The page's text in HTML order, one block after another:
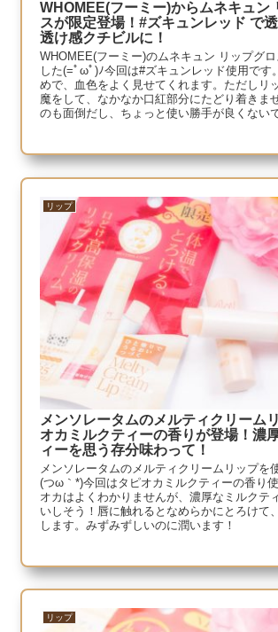
WHOMEE(フーミー)からムネキュン
スが限定登場！#ズキュンレッド で
透け感クチビルに！
WHOMEE(フーミー)のムネキュン リップグ
した(=ﾟωﾟ)ﾉ今回は#ズキュンレッド使用です
めで、血色をよく見せてくれます。ただしリ
魔をして、なかなか口紅部分にたどり着きま
のも面倒だし、ちょっと使い勝手が良くないで
リップ
メンソレータムのメルティクリーム
オカミルクティーの香りが登場！濃
ィーを思う存分味わって！
メンソレータムのメルティクリームリップを
(つω｀*)今回はタピオカミルクティーの香り
オカはよくわかりませんが、濃厚なミルクテ
いしそう！唇に触れるとなめらかにとろけて
します。みずみずしいのに潤います！
リップ